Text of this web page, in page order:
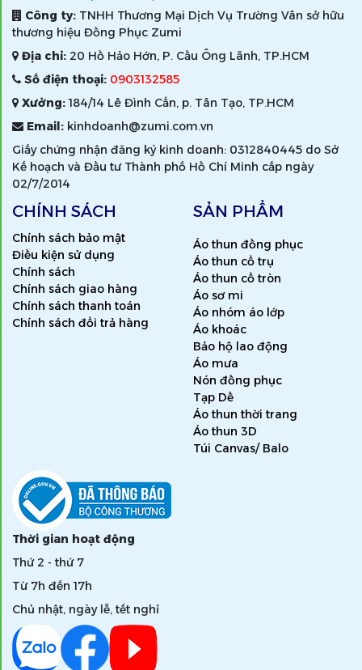
Công ty: TNHH Thương Mại Dịch Vụ Trường Vân sở hữu
thương hiệu Đồng Phục Zumi
Địa chỉ: 20 Hồ Hảo Hớn, P. Cầu Ông Lãnh, TP.HCM
Số điện thoại: 0903132585
Xưởng:184/14 Lê Đình Cẩn, p. Tân Tạo, TP.HCM
Email: kinhdoanh@zumi.com.vn
Giấy chứng nhận đăng ký kinh doanh: 0312840445 do Sở
Kế hoạch và Đầu tư Thành phố Hồ Chí Minh cấp ngày
02/7/2014
CHÍNH SÁCH
Chính sách bảo mật
Điều kiện sử dụng
Chính sách
Chính sách giao hàng
Chính sách thanh toán
Chính sách đổi trả hàng
SẢN PHẨM
Áo thun đồng phục
Áo thun cổ trụ
Áo thun cổ tròn
Áo sơ mi
Áo nhóm áo lớp
Áo khoác
Bảo hộ lao động
Áo mưa
Nón đồng phục
Tạp Dề
Áo thun thời trang
Áo thun 3D
Túi Canvas/ Balo
Thời gian hoạt động
Thứ 2 - thứ 7
Từ 7h đến 17h
Chủ nhật, ngày lễ, tết nghỉ